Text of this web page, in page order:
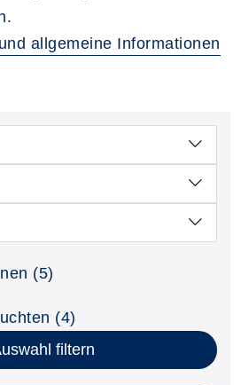
allgemeine Informationen
(5)
(4)
filtern